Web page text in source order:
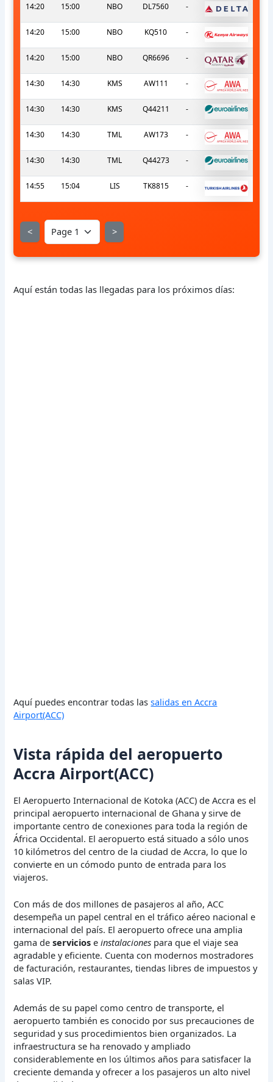
14:20 15:00 NBO DL7560 -
14:20 15:00 NBO KQ510 -
14:20 15:00 NBO QR6696 -
14:30 14:30 KMS AW111 -
14:30 14:30 KMS Q44211 -
14:30 14:30 TML AW173 -
14:30 14:30 TML Q44273 -
14:55 15:04 LIS TK8815 -
< >
Aquí están todas las llegadas para los próximos días:
Aquí puedes encontrar todas lassalidas en Accra
Airport(ACC)
Vista rápida del aeropuerto
Accra Airport(ACC)
El Aeropuerto Internacional de Kotoka (ACC) de Accra es el
principal aeropuerto internacional de Ghana y sirve de
importante centro de conexiones para toda la región de
África Occidental. El aeropuerto está situado a sólo unos
10 kilómetros del centro de la ciudad de Accra, lo que lo
convierte en un cómodo punto de entrada para los
viajeros.
Con más de dos millones de pasajeros al año, ACC
desempeña un papel central en el tráfico aéreo nacional e
internacional del país. El aeropuerto ofrece una amplia
gama deservicios einstalaciones para que el viaje sea
agradable y eficiente. Cuenta con modernos mostradores
de facturación, restaurantes, tiendas libres de impuestos y
salas VIP.
Además de su papel como centro de transporte, el
aeropuerto también es conocido por sus precauciones de
seguridad y sus procedimientos bien organizados. La
infraestructura se ha renovado y ampliado
considerablemente en los últimos años para satisfacer la
creciente demanda y ofrecer a los pasajeros un alto nivel